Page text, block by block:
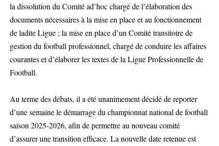
la dissolution du Comité ad’hoc chargé de l’élaboration des
documents nécessaires à la mise en place et au fonctionnement
de ladite Ligue ; la mise en place d’un Comité transitoire de
gestion du football professionnel, chargé de conduire les affaires
courantes et d’élaborer les textes de la Ligue Professionnelle de
Football.
Au terme des débats, il a été unanimement décidé de reporter
d’une semaine le démarrage du championnat national de football
saison 2025-2026, afin de permettre au nouveau comité
d’assurer une transition efficace. La nouvelle date retenue est